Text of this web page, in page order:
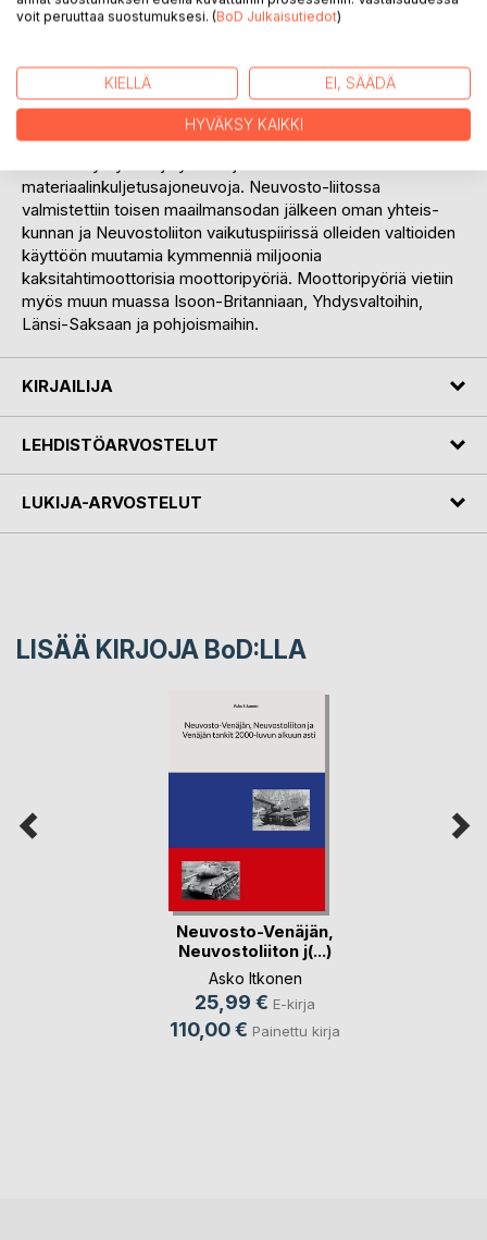
käynnistyi vasta toisen maa-ilman-sodan jälkeen
pohjalta. Kaksitahtimoottoripyörät olivat nopea ja halpa
keino neuvostokansalaisten työ- ja vapaa-ajan liikkuvuuden
lisääjinä. Moottoripyöriin liitettävillä tavarankuljetusperillä,
perä- ja sivuvaunuilla moottoripyöristä saatiin myös
materiaalinkuljetusajoneuvoja. Neuvosto-liitossa
valmistettiin toisen maailmansodan jälkeen oman yhteis-
kunnan ja Neuvostoliiton vaikutuspiirissä olleiden valtioiden
käyttöön muutamia kymmenniä miljoonia
kaksitahtimoottorisia moottoripyöriä. Moottoripyöriä vietiin
myös muun muassa Isoon-Britanniaan, Yhdysvaltoihin,
Länsi-Saksaan ja pohjoismaihin.
KIRJAILIJA
LEHDISTÖARVOSTELUT
LUKIJA-ARVOSTELUT
LISÄÄ KIRJOJA BoD:LLA
Neuvosto-Venäjän,
Neuvostoliiton j(...)
Asko Itkonen
25,99 € E-kirja
110,00 € Painettu kirja
voit peruuttaa suostumuksesi. (BoD Julkaisutiedot)
KIELLÄ EI, SÄÄDÄ
HYVÄKSY KAIKKI